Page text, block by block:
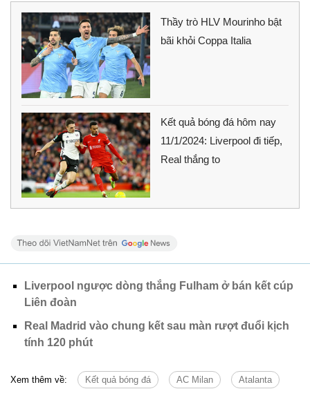
Thầy trò HLV Mourinho bật
bãi khỏi Coppa Italia
Kết quả bóng đá hôm nay
11/1/2024: Liverpool đi tiếp,
Real thắng to
Liverpool ngược dòng thắng Fulham ở bán kết cúp
Liên đoàn
Real Madrid vào chung kết sau màn rượt đuổi kịch
tính 120 phút
Xem thêm về: Kết quả bóng đá AC Milan Atalanta